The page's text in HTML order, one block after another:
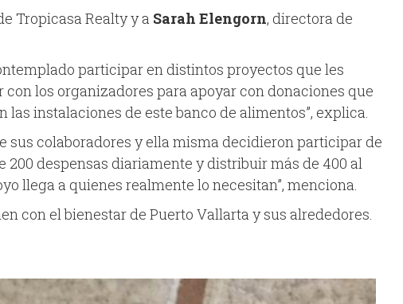
Tropicasa Realty y a Sarah Elengorn, directora de
participar en distintos proyectos que les
los organizadores para apoyar con donaciones que
instalaciones de este banco de alimentos”, explica.
sus colaboradores y ella misma decidieron participar de
despensas diariamente y distribuir más de 400 al
llega a quienes realmente lo necesitan”, menciona.
con el bienestar de Puerto Vallarta y sus alrededores.